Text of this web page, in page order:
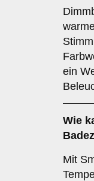
ein
Wie
Mit